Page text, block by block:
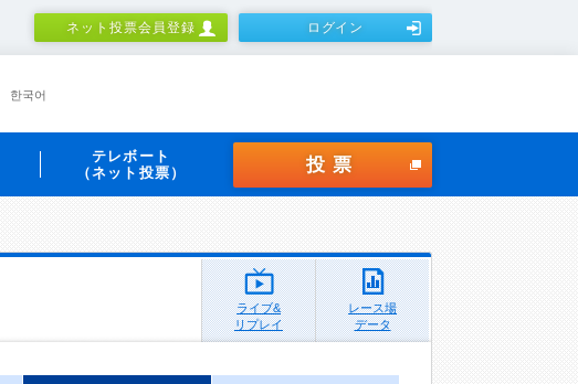
ネット投票会員登録 ログイン
한국어
テレボート
（ネット投票）
投票
ライブ&
リプレイ
レース場
データ